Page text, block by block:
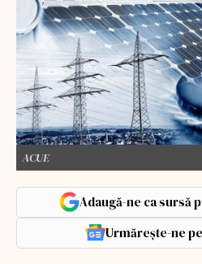
ACUE
Adaugă-ne ca sursă
Urmărește-ne